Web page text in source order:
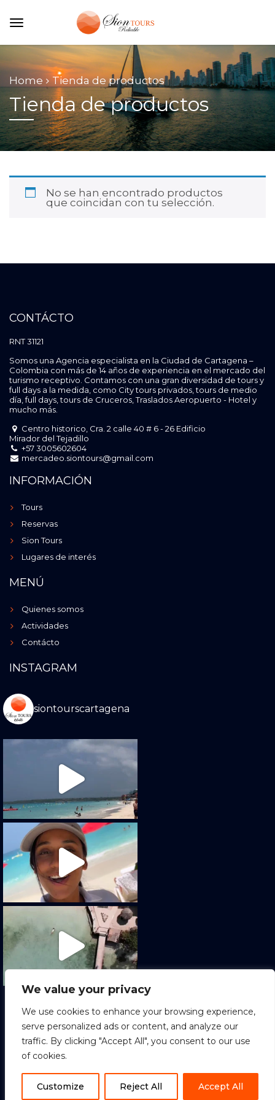
We value your privacy
We use cookies to enhance your browsing experience,
serve personalized ads or content, and analyze our
traffic. By clicking "Accept All", you consent to our use
of cookies.
Customize Reject All Accept All
Home Tienda de productos
Tienda de productos
No se han encontrado productos
que coincidan con tu selección.
CONTÁCTO
RNT 31121
Somos una Agencia especialista en la Ciudad de Cartagena –
Colombia con más de 14 años de experiencia en el mercado del
turismo receptivo. Contamos con una gran diversidad de tours y
full days a la medida, como City tours privados, tours de medio
día, full days, tours de Cruceros, Traslados Aeropuerto - Hotel y
mucho más.
Centro historico, Cra. 2 calle 40 # 6 - 26 Edificio
Mirador del Tejadillo
+57 3005602604
mercadeo.siontours@gmail.com
INFORMACIÓN
Tours
Reservas
Sion Tours
Lugares de interés
MENÚ
Quienes somos
Actividades
Contácto
INSTAGRAM
siontourscartagena
Cargar más Seguir en Instagram
Terminos y condiciones
|
ES